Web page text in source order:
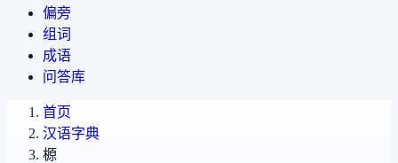
偏旁
组词
成语
问答库
首页
汉语字典
榞